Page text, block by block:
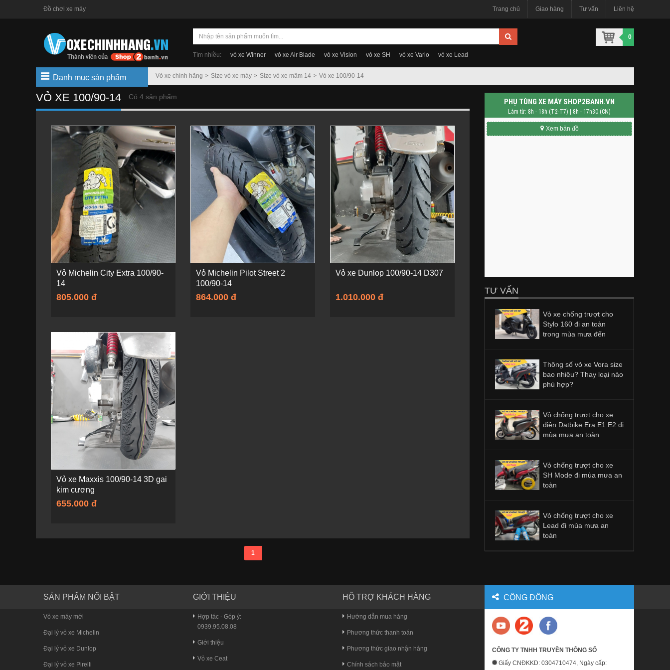
Đồ chơi xe máy Trang chủ Giao hàng Tư vấn Liên hệ
Tìm nhiều: vỏ xe Winner vỏ xe Air Blade vỏ xe Vision vỏ xe SH vỏ xe Vario vỏ xe Lead
0
Vỏ xe chính hãng Size vỏ xe máy Size vỏ xe mâm 14 Vỏ xe 100/90-14
Danh mục sản phẩm
VỎ XE 100/90-14 Có 4 sản phẩm
Vỏ Michelin City Extra 100/90-
14
805.000 đ
Vỏ Michelin Pilot Street 2
100/90-14
864.000 đ
Vỏ xe Dunlop 100/90-14 D307
1.010.000 đ
Vỏ xe Maxxis 100/90-14 3D gai
kim cương
655.000 đ
1
PHỤ TÙNG XE MÁY SHOP2BANH.VN
Làm từ: 8h - 18h (T2-T7) | 8h - 17h30 (CN)
Xem bản đồ
TƯ VẤN
Vỏ xe chống trượt cho
Stylo 160 đi an toàn
trong mùa mưa đến
Thông số vỏ xe Vora size
bao nhiêu? Thay loại nào
phù hợp?
Vỏ chống trượt cho xe
điện Datbike Era E1 E2 đi
mùa mưa an toàn
Vỏ chống trượt cho xe
SH Mode đi mùa mưa an
toàn
Vỏ chống trượt cho xe
Lead đi mùa mưa an
toàn
SẢN PHẨM NỔI BẬT
Vỏ xe máy mới
Đại lý vỏ xe Michelin
Đại lý vỏ xe Dunlop
Đại lý vỏ xe Pirelli
GIỚI THIỆU
Hợp tác - Góp ý:
0939.95.08.08
Giới thiệu
Vỏ xe Ceat
HỖ TRỢ KHÁCH HÀNG
Hướng dẫn mua hàng
Phương thức thanh toán
Phương thức giao nhận hàng
Chính sách bảo mật
CỘNG ĐỒNG
CÔNG TY TNHH TRUYỀN THÔNG SỐ
Giấy CNĐKKD: 0304710474, Ngày cấp: